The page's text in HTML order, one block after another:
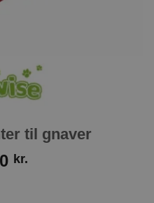
til gnaver
kr.